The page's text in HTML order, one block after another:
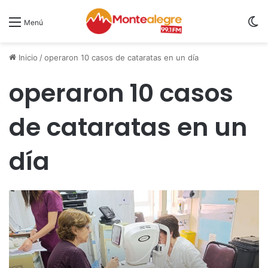
Menú
Inicio /operaron 10 casos de cataratas en un día
operaron 10 casos
de cataratas en un
día